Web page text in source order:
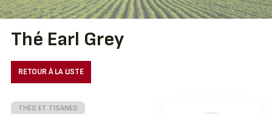
Thé Earl Grey
RETOUR À LA LISTE
THÉS ET TISANES